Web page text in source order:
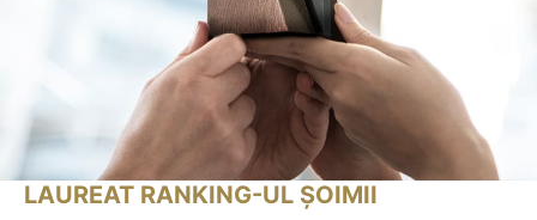
LAUREAT RANKING-UL ȘOIMII